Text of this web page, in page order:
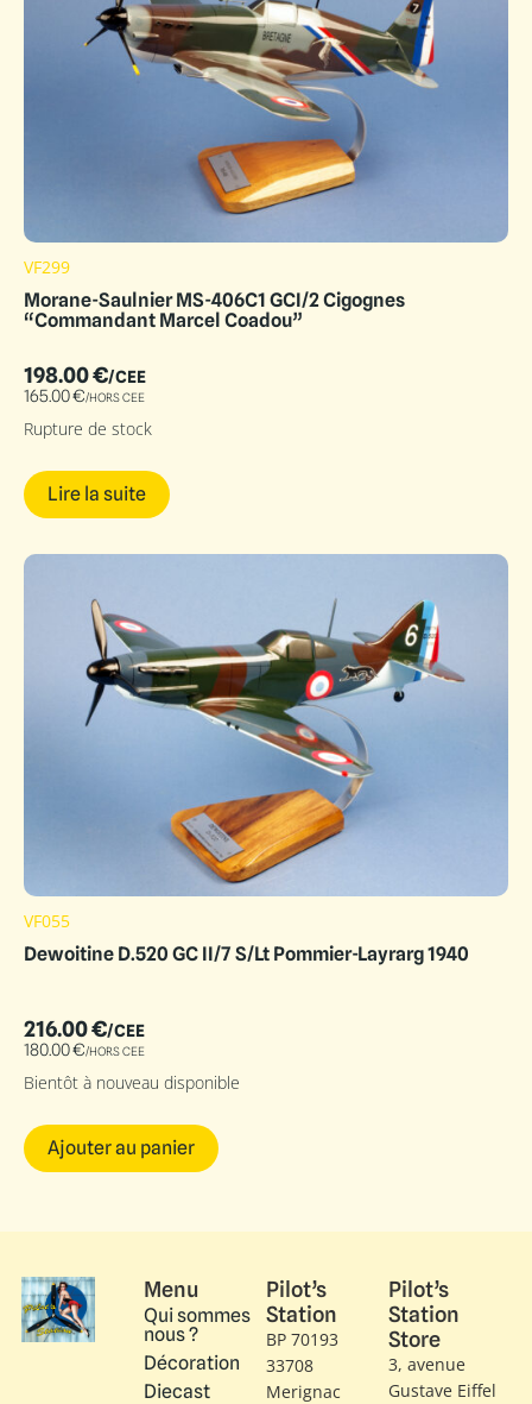
VF299
Morane-Saulnier MS-406C1 GCI/2 Cigognes
“Commandant Marcel Coadou”
198.00€/CEE
165.00€/HORS CEE
Rupture de stock
Lire la suite
VF055
Dewoitine D.520 GC II/7 S/Lt Pommier-Layrarg 1940
216.00€/CEE
180.00€/HORS CEE
Bientôt à nouveau disponible
Ajouter au panier
Menu
Qui sommes
nous ?
Décoration
Diecast
Pilot’s
Station
BP 70193
33708
Merignac
Pilot’s
Station
Store
3, avenue
Gustave Eiffel​